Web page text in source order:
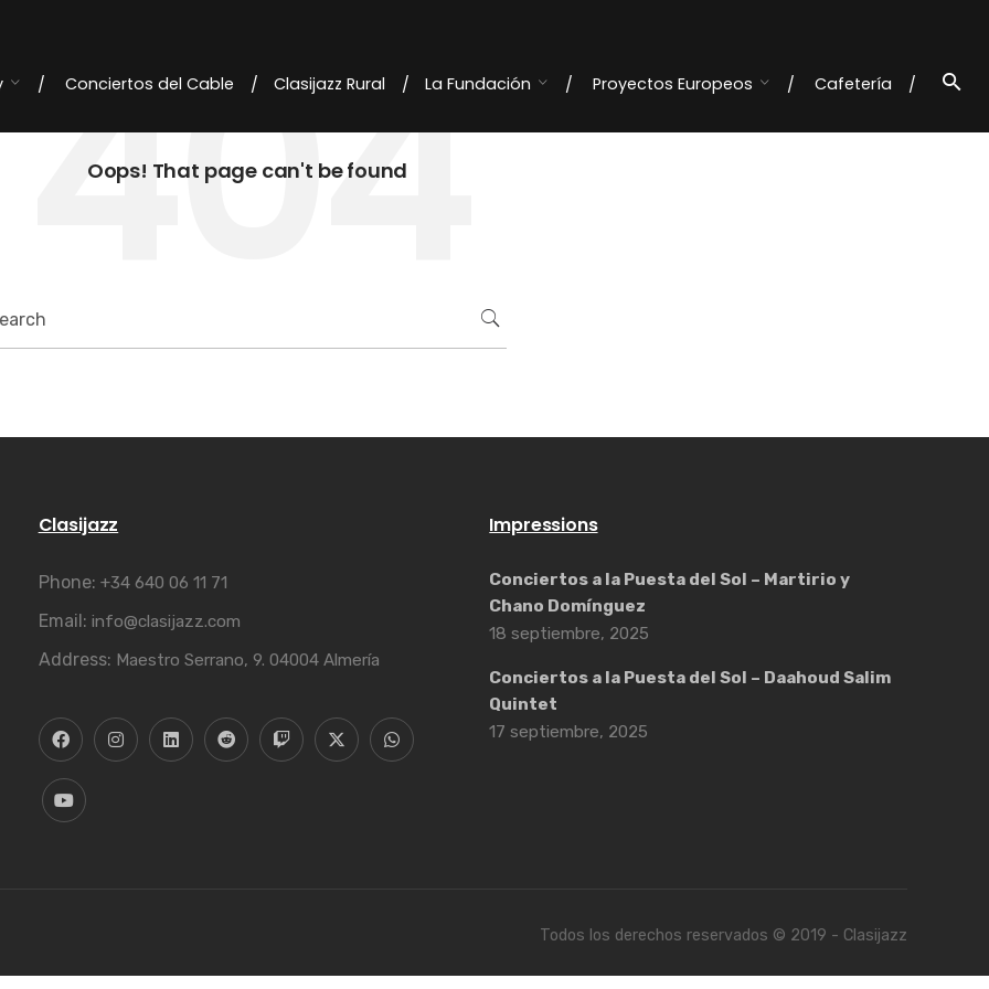
Conciertos del Cable Clasijazz Rural La Fundación Proyectos Europeos
Cafetería
404
Oops! That page can't be found
Clasijazz
Phone: +34 640 06 11 71
Email: info@clasijazz.com
Address: Maestro Serrano, 9. 04004 Almería
Impressions
Conciertos a la Puesta del Sol – Martirio y
Chano Domínguez
18 septiembre, 2025
Conciertos a la Puesta del Sol – Daahoud Salim
Quintet
17 septiembre, 2025
Todos los derechos reservados © 2019 - Clasijazz